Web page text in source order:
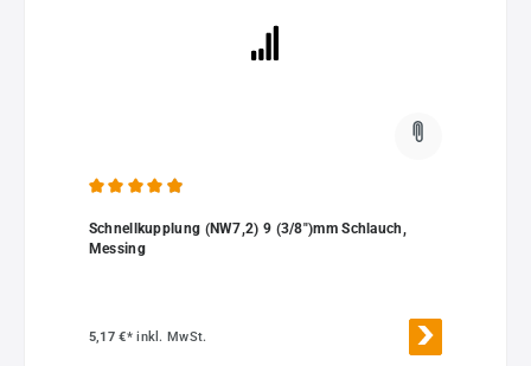
Schnellkupplung (NW7,2) 9 (3/8")mm Schlauch,
Messing
5,17 €*inkl. MwSt.